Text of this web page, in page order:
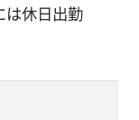
休日出勤